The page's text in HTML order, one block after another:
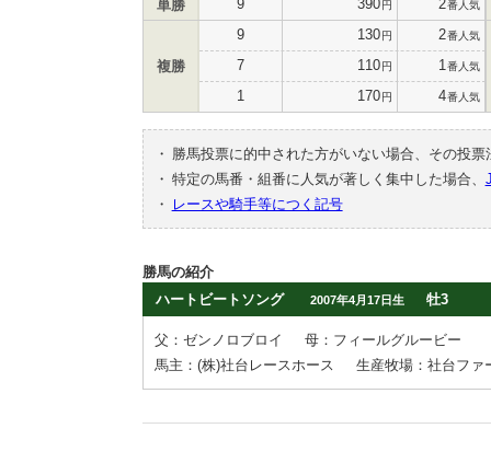
単勝 9 390円 2番人気
複勝
9 130円 2番人気
7 110円 1 番人気
1 170円 4番人気
・
勝馬投票に的中された方がいない場合、その投
・ 特定の馬番・組番に人気が著しく集中した場合、
・
レースや騎手等につく記号
勝馬の紹介
ハートビートソング
2007年4月17日生 牡3
父：ゼンノロブロイ
母：フィールグルービー
馬主：(株)社台レースホース
生産牧場：社台ファ